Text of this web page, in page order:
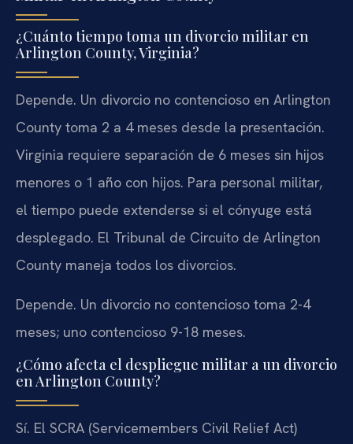
¿Cuánto tiempo toma un divorcio militar en
Arlington County, Virginia?
Depende. Un divorcio no contencioso en Arlington
County toma 2 a 4 meses desde la presentación.
Virginia requiere separación de 6 meses sin hijos
menores o 1 año con hijos. Para personal militar,
el tiempo puede extenderse si el cónyuge está
desplegado. El Tribunal de Circuito de Arlington
County maneja todos los divorcios.
Depende. Un divorcio no contencioso toma 2-4
meses; uno contencioso 9-18 meses.
¿Cómo afecta el despliegue militar a un divorcio
en Arlington County?
Sí. El SCRA (Servicemembers Civil Relief Act)